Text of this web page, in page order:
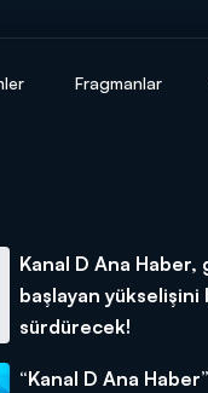
Fragmanlar
Kanal D Ana Haber,
başlayan yükselişini
sürdürecek!
“Kanal D Ana